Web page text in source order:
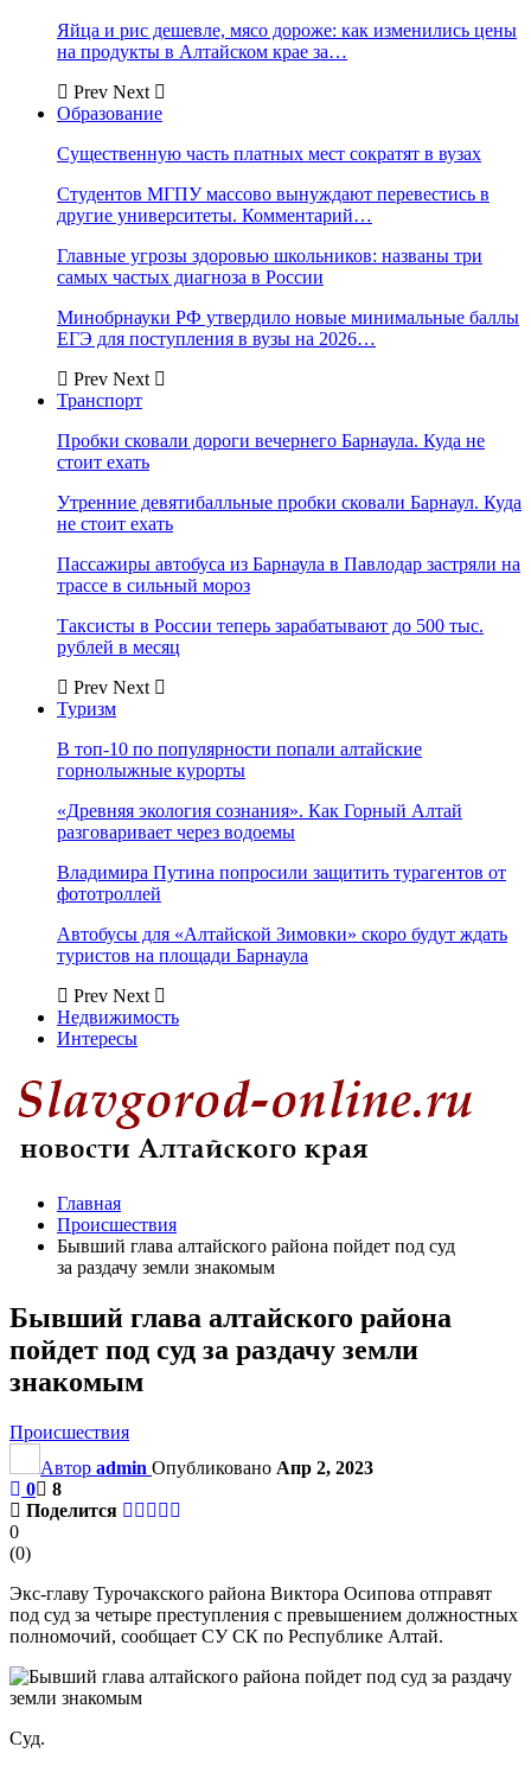
Яйца и рис дешевле, мясо дороже: как изменились цены
на продукты в Алтайском крае за…
Prev Next
Образование
Существенную часть платных мест сократят в вузах
Студентов МГПУ массово вынуждают перевестись в
другие университеты. Комментарий…
Главные угрозы здоровью школьников: названы три
самых частых диагноза в России
Минобрнауки РФ утвердило новые минимальные баллы
ЕГЭ для поступления в вузы на 2026…
Prev Next
Транспорт
Пробки сковали дороги вечернего Барнаула. Куда не
стоит ехать
Утренние девятибалльные пробки сковали Барнаул. Куда
не стоит ехать
Пассажиры автобуса из Барнаула в Павлодар застряли на
трассе в сильный мороз
Таксисты в России теперь зарабатывают до 500 тыс.
рублей в месяц
Prev Next
Туризм
В топ-10 по популярности попали алтайские
горнолыжные курорты
«Древняя экология сознания». Как Горный Алтай
разговаривает через водоемы
Владимира Путина попросили защитить турагентов от
фототроллей
Автобусы для «Алтайской Зимовки» скоро будут ждать
туристов на площади Барнаула
Prev Next
Недвижимость
Интересы
Главная
Происшествия
Бывший глава алтайского района пойдет под суд
за раздачу земли знакомым
Бывший глава алтайского района
пойдет под суд за раздачу земли
знакомым
Происшествия
Автор admin Опубликовано Апр 2, 2023
0
8
Поделится
0
(0)
Экс-главу Турочакского района Виктора Осипова отправят
под суд за четыре преступления с превышением должностных
полномочий, сообщает СУ СК по Республике Алтай.
Суд.